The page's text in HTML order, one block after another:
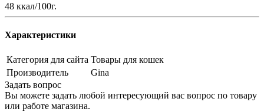
48 ккал/100г.
Характеристики
Категория для сайта Товары для кошек
Производитель
Gina
Задать вопрос
Вы можете задать любой интересующий вас вопрос по товару
или работе магазина.